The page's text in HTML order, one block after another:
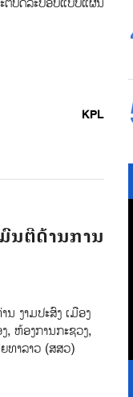
KPL
ນຕີດ້ານການ
ງາມປະສົງ ເມືອງ
ຫ້ອງການກະຊວງ,
ທາລາວ (ສສວ)